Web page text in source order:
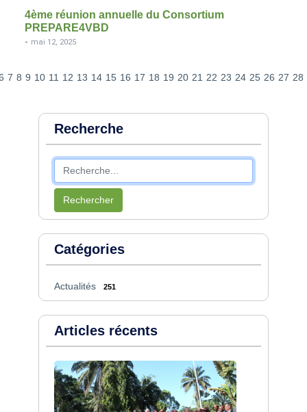
4ème réunion annuelle du Consortium
PREPARE4VBD
- mai 12, 2025
7 8 9 10 11 12 13 14 15 16 17 18 19 20 21 22 23 24 25 26 27 28
Recherche
Rechercher
Catégories
Actualités 251
Articles récents